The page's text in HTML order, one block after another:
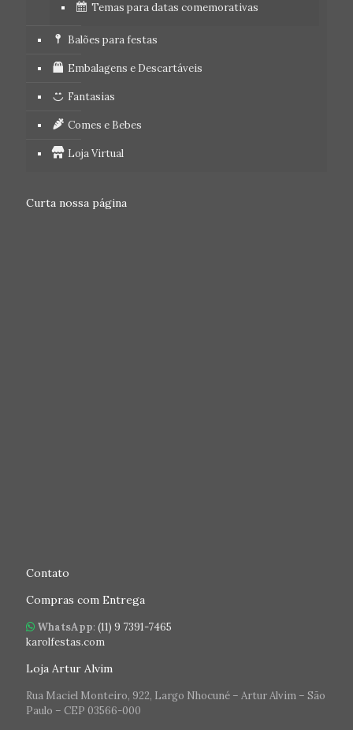
Temas para datas comemorativas
Balões para festas
Embalagens e Descartáveis
Fantasias
Comes e Bebes
Loja Virtual
Curta nossa página
Contato
Compras com Entrega
WhatsApp: (11) 9 7391-7465
karolfestas.com
Loja Artur Alvim
Rua Maciel Monteiro, 922, Largo Nhocuné – Artur Alvim – São
Paulo – CEP 03566-000